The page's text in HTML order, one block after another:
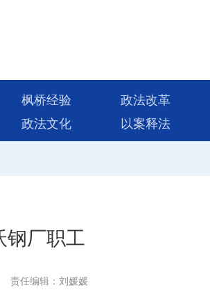
枫桥经验 政法改革
政法文化 以案释法
钢厂职工
责任编辑：刘媛媛